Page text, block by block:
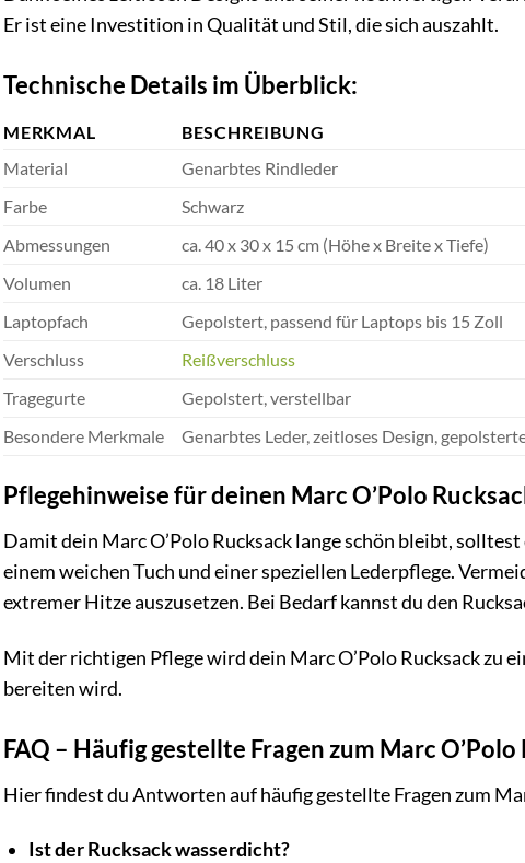
Er ist eine Investition in Qualität und Stil, die sich auszahlt.
Technische Details im Überblick:
MERKMAL
BESCHREIBUNG
Material
Genarbtes Rindleder
Farbe
Schwarz
Abmessungen
ca. 40 x 30 x 15 cm (Höhe x Breite x Tiefe)
Volumen
ca. 18 Liter
Laptopfach
Gepolstert, passend für Laptops bis 15 Zoll
Verschluss
Reißverschluss
Tragegurte
Gepolstert, verstellbar
Besondere Merkmale
Genarbtes Leder, zeitloses Design,
Pflegehinweise für deinen Marc O’Polo
Damit dein Marc O’Polo Rucksack lange schön bleibt,
einem weichen Tuch und einer speziellen Lederpflege.
extremer Hitze auszusetzen. Bei Bedarf kannst du den
Mit der richtigen Pflege wird dein Marc O’Polo Rucksack zu
bereiten wird.
FAQ – Häufig gestellte Fragen zum Marc O’Polo
Hier findest du Antworten auf häufig gestellte Fragen zum
Ist der Rucksack wasserdicht?